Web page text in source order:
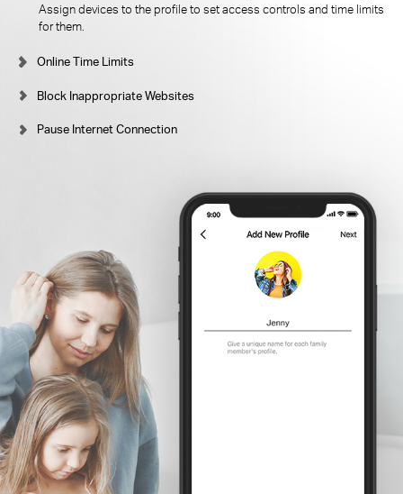
Assign devices to the profile to set access controls and time limits
for them.
Online Time Limits
Block Inappropriate Websites
Pause Internet Connection